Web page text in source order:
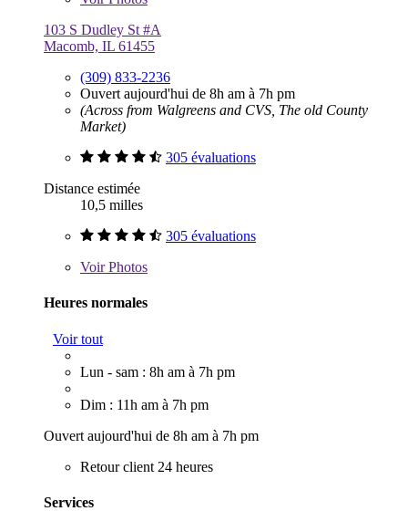
103 S Dudley St #A
Macomb, IL 61455
(309) 833-2236
Ouvert aujourd'hui de 8h am à 7h pm
(Across from Walgreens and CVS, The old County
Market)
305 évaluations
Distance estimée
10,5 milles
305 évaluations
VoirPhotos
Heures normales
Voir tout
Lun - sam : 8h am à 7h pm
Dim : 11h am à 7h pm
Ouvert aujourd'hui de 8h am à 7h pm
Retour client 24 heures
Services